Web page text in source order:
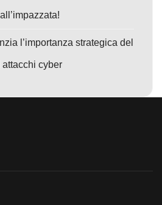
l’importanza strategica del
cyber